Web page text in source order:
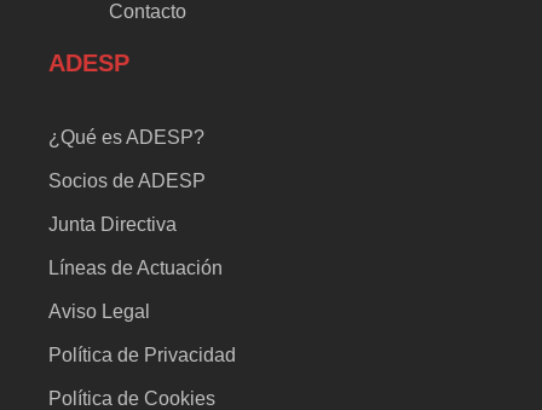
Contacto
ADESP
¿Qué es ADESP?
Socios de ADESP
Junta Directiva
Líneas de Actuación
Aviso Legal
Política de Privacidad
Política de Cookies